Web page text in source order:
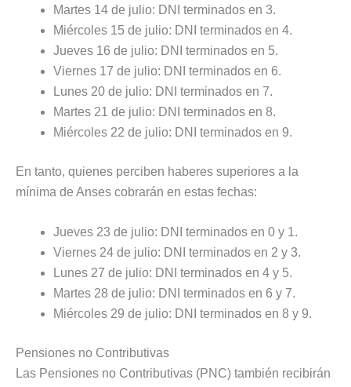
Martes 14 de julio: DNI terminados en 3.
Miércoles 15 de julio: DNI terminados en 4.
Jueves 16 de julio: DNI terminados en 5.
Viernes 17 de julio: DNI terminados en 6.
Lunes 20 de julio: DNI terminados en 7.
Martes 21 de julio: DNI terminados en 8.
Miércoles 22 de julio: DNI terminados en 9.
En tanto, quienes perciben haberes superiores a la
mínima de Anses cobrarán en estas fechas:
Jueves 23 de julio: DNI terminados en 0 y 1.
Viernes 24 de julio: DNI terminados en 2 y 3.
Lunes 27 de julio: DNI terminados en 4 y 5.
Martes 28 de julio: DNI terminados en 6 y 7.
Miércoles 29 de julio: DNI terminados en 8 y 9.
Pensiones no Contributivas
Las Pensiones no Contributivas (PNC) también recibirán